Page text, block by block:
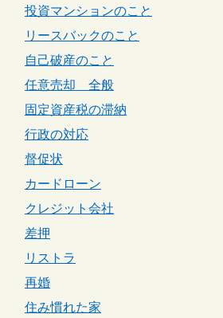
投資マンションのこと
リースバックのこと
自己破産のこと
任意売却 全般
固定資産税の滞納
行政の対応
督促状
カードローン
クレジット会社
差押
リストラ
再婚
住み慣れた家